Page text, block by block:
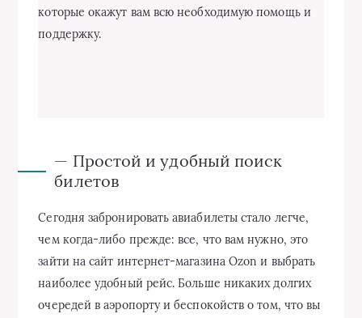
которые окажут вам всю необходимую помощь и
поддержку.
— Простой и удобный поиск
билетов
Сегодня забронировать авиабилеты стало легче,
чем когда-либо прежде: все, что вам нужно, это
зайти на сайт интернет-магазина Ozon и выбрать
наиболее удобный рейс. Больше никаких долгих
очередей в аэропорту и беспокойств о том, что вы